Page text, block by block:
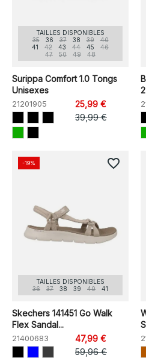
TAILLES DISPONIBLES
35
36 37 38 39
40
41
42 43 44 45
46
47
50 49 48
Surippa Comfort 1.0 Tongs
Unisexes
21201905
25,99 €
39,99 €
TAILLES DISPONIBLES
36
37 38 39 40 41
Skechers 141451 Go Walk
Flex Sandal...
21400683
47,99 €
59,96 €
-19% favorite_border